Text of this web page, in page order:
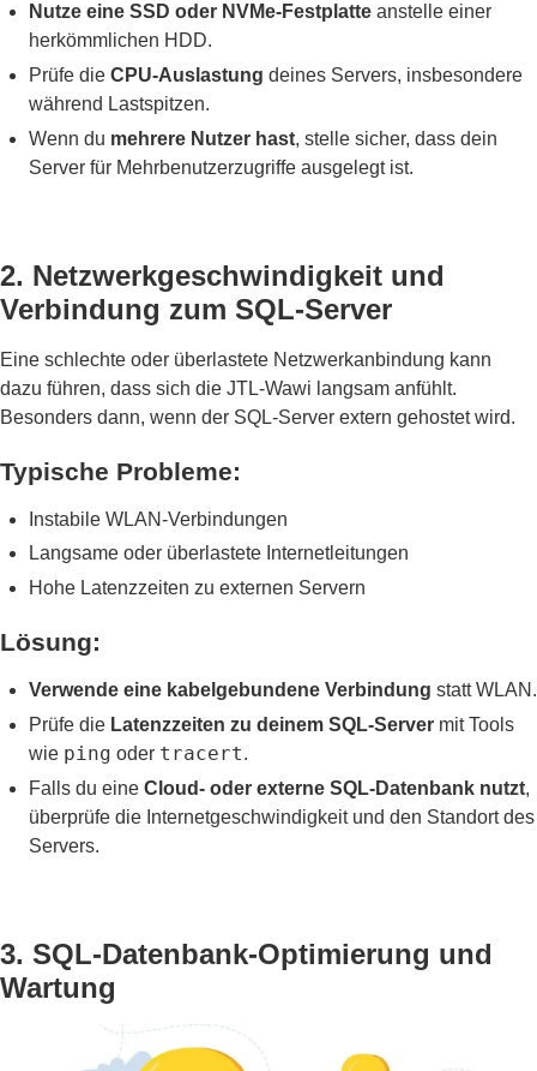
Nutze eine SSD oder NVMe-Festplatte anstelle einer
herkömmlichen HDD.
Prüfe die CPU-Auslastung deines Servers, insbesondere
während Lastspitzen.
Wenn du mehrere Nutzer hast, stelle sicher, dass dein
Server für Mehrbenutzerzugriffe ausgelegt ist.
2. Netzwerkgeschwindigkeit und
Verbindung zum SQL-Server
Eine schlechte oder überlastete Netzwerkanbindung kann
dazu führen, dass sich die JTL-Wawi langsam anfühlt.
Besonders dann, wenn der SQL-Server extern gehostet wird.
Typische Probleme:
Instabile WLAN-Verbindungen
Langsame oder überlastete Internetleitungen
Hohe Latenzzeiten zu externen Servern
Lösung:
Verwende eine kabelgebundene Verbindung statt WLAN.
Prüfe die Latenzzeiten zu deinem SQL-Server mit Tools
wie ping oder tracert.
Falls du eine Cloud- oder externe SQL-Datenbank nutzt,
überprüfe die Internetgeschwindigkeit und den Standort des
Servers.
3. SQL-Datenbank-Optimierung und
Wartung